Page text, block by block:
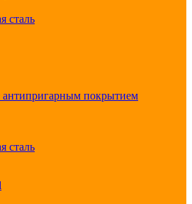
сталь
покрытием
сталь